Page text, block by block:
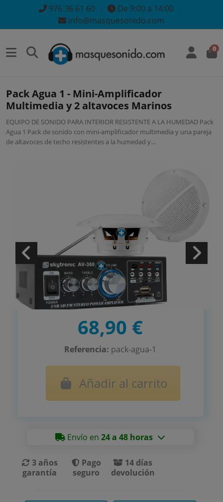
976 36 61 60
De 9:00 a 14:00
info@masquesonido.com
0
Pack Agua 1 - Mini-Amplificador
Multimedia y 2 altavoces Marinos
EQUIPO DE SONIDO PARA INTERIOR RESISTENTE A LA HUMEDAD Pack
Agua 1 Pack de sonido con mini-amplificador multimedia y una pareja
de altavoces de techo resistentes a la humedad y...
68,90 €
Referencia: pack-agua-1
Añadir al carrito
Envío en24 a 48 horas
3 años
garantía
Pago
seguro
14 días
devolución